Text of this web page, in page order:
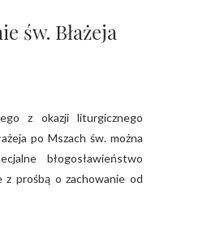
św. Błażeja
po Mszach św. można
błogosławieństwo
z prośbą o zachowanie od